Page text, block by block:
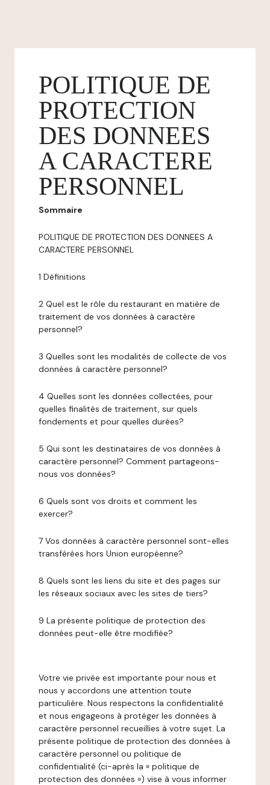
POLITIQUE DE
PROTECTION
DES DONNEES
A CARACTERE
PERSONNEL
Sommaire
POLITIQUE DE PROTECTION DES DONNEES A
CARACTERE PERSONNEL
1 Définitions
2 Quel est le rôle du restaurant en matière de
traitement de vos données à caractère
personnel?
3 Quelles sont les modalités de collecte de vos
données à caractère personnel?
4 Quelles sont les données collectées, pour
quelles finalités de traitement, sur quels
fondements et pour quelles durées?
5 Qui sont les destinataires de vos données à
caractère personnel? Comment partageons-
nous vos données?
6 Quels sont vos droits et comment les
exercer?
7 Vos données à caractère personnel sont-elles
transférées hors Union européenne?
8 Quels sont les liens du site et des pages sur
les réseaux sociaux avec les sites de tiers?
9 La présente politique de protection des
données peut-elle être modifiée?
Votre vie privée est importante pour nous et
nous y accordons une attention toute
particulière. Nous respectons la confidentialité
et nous engageons à protéger les données à
caractère personnel recueillies à votre sujet. La
présente politique de protection des données à
caractère personnel ou politique de
confidentialité (ci-après la « politique de
protection des données ») vise à vous informer